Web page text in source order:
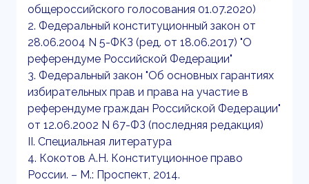
общероссийского голосования 01.07.2020)
2. Федеральный конституционный закон от
28.06.2004 N 5-ФКЗ (ред. от 18.06.2017) "О
референдуме Российской Федерации"
3. Федеральный закон "Об основных гарантиях
избирательных прав и права на участие в
референдуме граждан Российской Федерации"
от 12.06.2002 N 67-ФЗ (последняя редакция)
II. Специальная литература
4. Кокотов А.Н. Конституционное право
России. – М.: Проспект, 2014.